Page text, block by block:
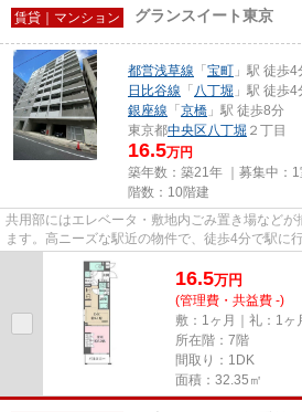
賃貸｜マンション グランスイート東京
都営浅草線 「 宝町 」駅 徒歩4
日比谷線 「 八丁堀 」駅 徒歩4
銀座線 「 京橋 」駅 徒歩8分
東京都中央区八丁堀 ２丁目
16.5万円
築年数：築21年 ｜募集中：
階数：10階建
共用部にはエレベータ・敷地内ごみ置き場など
ます。高ニーズな駅近の物件で、徒歩4分で駅に
物件はマンションです。2駅利...
16.5万円
(管理費・共益費 -)
敷：1ヶ月｜礼：1ヶ
所在階：7階
間取り：1DK
面積：32.35㎡